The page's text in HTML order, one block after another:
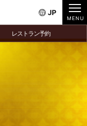
JP
レストラン予約